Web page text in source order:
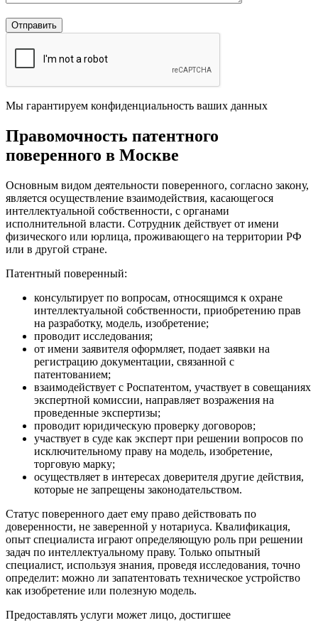
Мы гарантируем конфиденциальность ваших данных
Правомочность патентного
поверенного в Москве
Основным видом деятельности поверенного, согласно закону,
является осуществление взаимодействия, касающегося
интеллектуальной собственности, с органами
исполнительной власти. Сотрудник действует от имени
физического или юрлица, проживающего на территории РФ
или в другой стране.
Патентный поверенный:
консультирует по вопросам, относящимся к охране
интеллектуальной собственности, приобретению прав
на разработку, модель, изобретение;
проводит исследования;
от имени заявителя оформляет, подает заявки на
регистрацию документации, связанной с
патентованием;
взаимодействует с Роспатентом, участвует в совещаниях
экспертной комиссии, направляет возражения на
проведенные экспертизы;
проводит юридическую проверку договоров;
участвует в суде как эксперт при решении вопросов по
исключительному праву на модель, изобретение,
торговую марку;
осуществляет в интересах доверителя другие действия,
которые не запрещены законодательством.
Статус поверенного дает ему право действовать по
доверенности, не заверенной у нотариуса. Квалификация,
опыт специалиста играют определяющую роль при решении
задач по интеллектуальному праву. Только опытный
специалист, используя знания, проведя исследования, точно
определит: можно ли запатентовать техническое устройство
как изобретение или полезную модель.
Предоставлять услуги может лицо, достигшее